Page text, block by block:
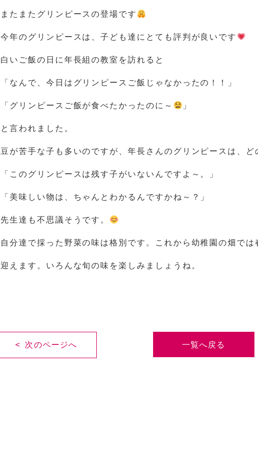
またまたグリンピースの登場です
今年のグリンピースは、子ども達にとても評判が良いです
白いご飯の日に年長組の教室を訪れると
「なんで、今日はグリンピースご飯じゃなかったの！！」
「グリンピースご飯が食べたかったのに～ 」
と言われました。
豆が苦手な子も多いのですが、年長さんのグリンピースは、ど
「このグリンピースは残す子がいないんですよ～。」
「美味しい物は、ちゃんとわかるんですかね～？」
先生達も不思議そうです。
自分達で採った野菜の味は格別です。これから幼稚園の畑では
迎えます。いろんな旬の味を楽しみましょうね。
< 次のページへ 一覧へ戻る